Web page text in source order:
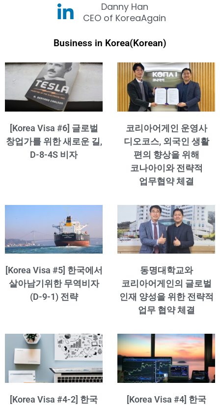
Danny Han
CEO of KoreaAgain
Business in Korea(Korean)
[Korea Visa #6] 글로벌
창업가를 위한 새로운 길,
D-8-4S 비자
코리아어게인 운영사
디오코스, 외국인 생활
편의 향상을 위해
코나아이와 전략적
업무협약 체결
[Korea Visa #5] 한국에서
살아남기위한 무역비자
(D-9-1) 전략
동명대학교와
코리아어게인의 글로벌
인재 양성을 위한 전략적
업무 협약 체결
[Korea Visa #4-2] 한국
[Korea Visa #4] 한국